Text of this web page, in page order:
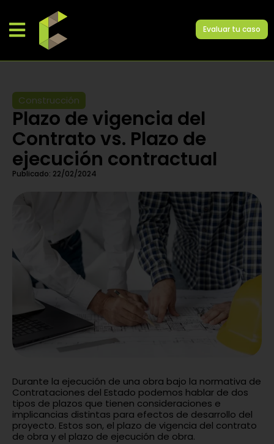
Evaluar tu caso
Construcción
Plazo de vigencia del
Contrato vs. Plazo de
ejecución contractual
Publicado: 22/02/2024
Durante la ejecución de una obra bajo la normativa de
Contrataciones del Estado podemos hablar de dos
tipos de plazos que tienen consideraciones e
implicancias distintas para efectos de desarrollo del
proyecto. Estos son, el plazo de vigencia del contrato
de obra y el plazo de ejecución de obra.